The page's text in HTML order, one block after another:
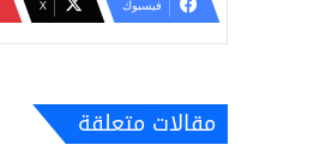
فيسبوك ‫X
مقالات متعلقة